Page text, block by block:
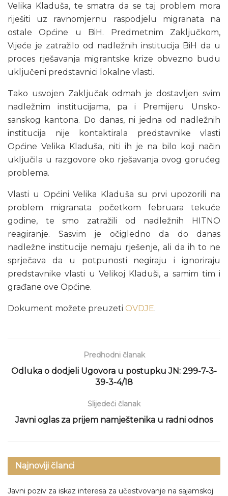
Velika Kladuša, te smatra da se taj problem mora
riješiti uz ravnomjernu raspodjelu migranata na
ostale Općine u BiH. Predmetnim Zaključkom,
Vijeće je zatražilo od nadležnih institucija BiH da u
proces rješavanja migrantske krize obvezno budu
uključeni predstavnici lokalne vlasti.
Tako usvojen Zaključak odmah je dostavljen svim
nadležnim institucijama, pa i Premijeru Unsko-
sanskog kantona. Do danas, ni jedna od nadležnih
institucija nije kontaktirala predstavnike vlasti
Općine Velika Kladuša, niti ih je na bilo koji način
uključila u razgovore oko rješavanja ovog gorućeg
problema.
Vlasti u Općini Velika Kladuša su prvi upozorili na
problem migranata početkom februara tekuće
godine, te smo zatražili od nadležnih HITNO
reagiranje. Sasvim je očigledno da do danas
nadležne institucije nemaju rješenje, ali da ih to ne
sprječava da u potpunosti negiraju i ignoriraju
predstavnike vlasti u Velikoj Kladuši, a samim tim i
građane ove Općine.
Dokument možete preuzeti OVDJE.
Predhodni članak
Odluka o dodjeli Ugovora u postupku JN: 299-7-3-
39-3-4/18
Slijedeći članak
Javni oglas za prijem namještenika u radni odnos
Najnoviji članci
Javni poziv za iskaz interesa za učestvovanje na sajamskoj